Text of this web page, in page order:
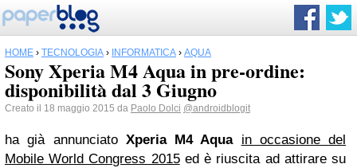
HOME › TECNOLOGIA › INFORMATICA › AQUA
Sony Xperia M4 Aqua in pre-ordine:
disponibilità dal 3 Giugno
Creato il 18 maggio 2015 da Paolo Dolci @androidblogit
ha già annunciato Xperia M4 Aqua
in occasione del
Mobile World Congress 2015ed è riuscita ad attirare su